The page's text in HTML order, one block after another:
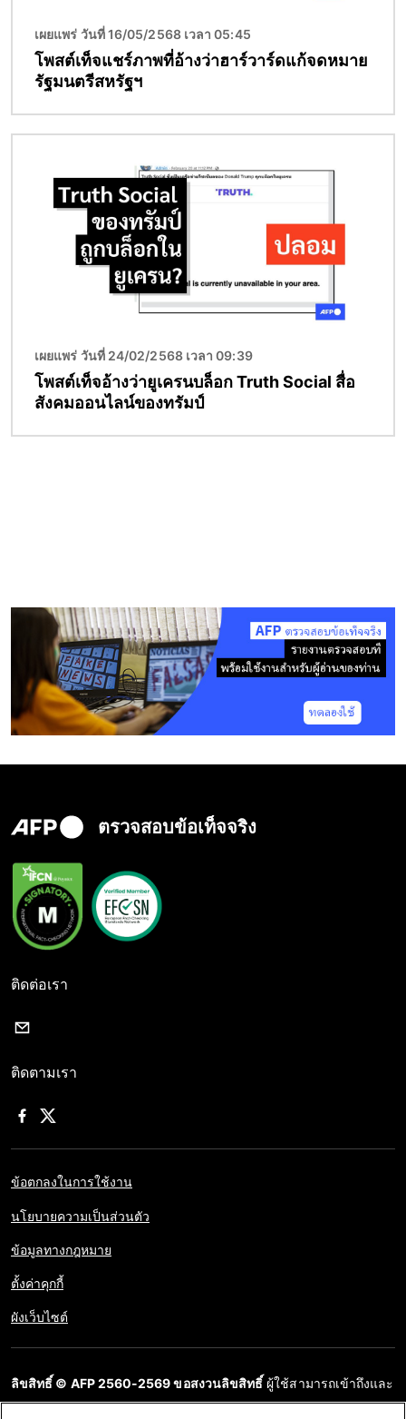
เผยแพร่ วันที่ 16/05/2568 เวลา 05:45
โพสต์เท็จแชร์ภาพที่อ้างว่าฮาร์วาร์ดแก้จดหมาย
รัฐมนตรีสหรัฐฯ
เผยแพร่ วันที่ 24/02/2568 เวลา 09:39
โพสต์เท็จอ้างว่ายูเครนบล็อก Truth Social สื่อ
สังคมออนไลน์ของทรัมป์
ตรวจสอบข้อเท็จจริง
ติดต่อเรา
ติดตามเรา
ข้อตกลงในการใช้งาน
นโยบายความเป็นส่วนตัว
ข้อมูลทางกฎหมาย
ตั้งค่าคุกกี้
ผังเว็บไซต์
ลิขสิทธิ์ © AFP 2560-2569 ขอสงวนลิขสิทธิ์ ผู้ใช้สามารถเข้าถึงและ